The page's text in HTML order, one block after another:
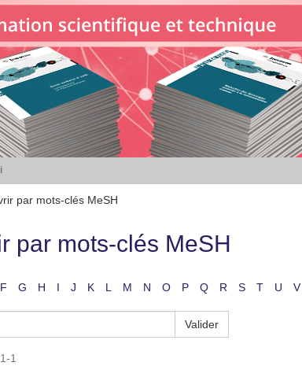
par mots-clés MeSH
par mots-clés MeSH
F G H I J K L M N O P Q R S T U V
Valider
1